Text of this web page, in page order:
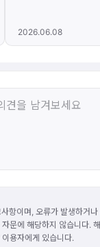
2026.06.08
항이며, 오류가 발생하거
문에 해당하지 않습니다.
용자에게 있습니다.